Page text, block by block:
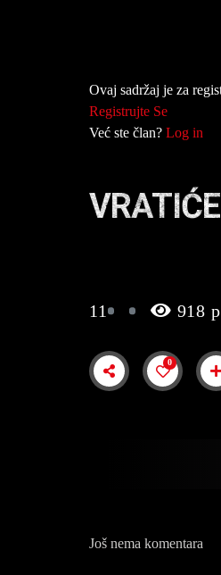
Ovaj sadržaj je za
Registrujte Se
Već ste član? Log in
11 918
0
Još nema komentara